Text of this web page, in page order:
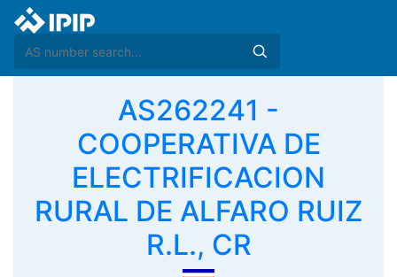
AS262241 -
COOPERATIVA DE
ELECTRIFICACION
RURAL DE ALFARO RUIZ
R.L., CR